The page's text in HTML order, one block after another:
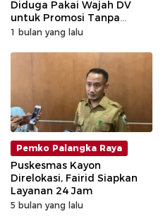
Diduga Pakai Wajah DV
untuk Promosi Tanpa
Kejelasan
1 bulan yang lalu
Pemko Palangka Raya
Puskesmas Kayon
Direlokasi, Fairid Siapkan
Layanan 24 Jam
5 bulan yang lalu